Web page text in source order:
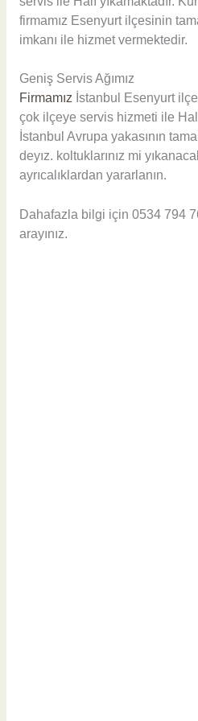
firmamız Esenyurt ilçesinin
imkanı ile hizmet vermektedir.
Geniş Servis Ağımız
Firmamız İstanbul Esenyurt
çok ilçeye servis hizmeti ile
İstanbul Avrupa yakasının
deyız. koltuklarınız mi
ayrıcalıklardan yararlanın.
Dahafazla bilgi için 0534 794
arayınız.